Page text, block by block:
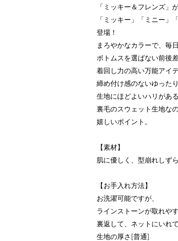
「ミッキー＆フレンズ」
「ミッキー」「ミニー」
登場！
まろやかなカラーで、毎
ボトムスを選ばない前後
着回し力の高い万能アイテ
締め付け感のないゆった
生地にほどよいハリがあ
裏毛のスウェット生地な
嬉しいポイント。
【素材】
肌に優しく、型崩れしず
【お手入れ方法】
お洗濯可能ですが、
ラインストーンが取れや
裏返して、ネットにいれ
生地の厚さ[普通]